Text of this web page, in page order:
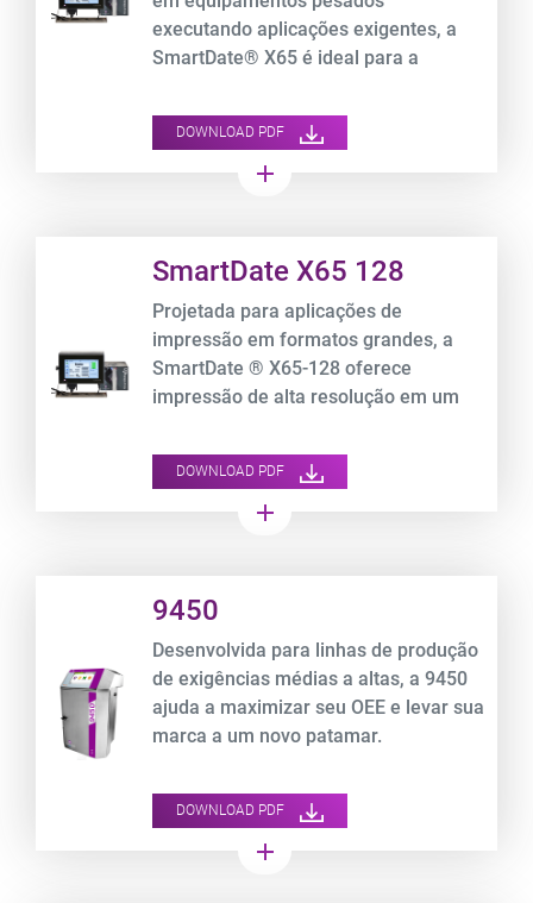
executando aplicações exigentes, a
SmartDate® X65 é ideal para a
resolução em embalagens de filme
flexível.
DOWNLOAD PDF
add
SmartDate X65 128
Projetada para aplicações de
impressão em formatos grandes, a
SmartDate ® X65-128 oferece
impressão de alta resolução em um
filme flexível a velocidades de até 700
mm/s.
DOWNLOAD PDF
add
9450
Desenvolvida para linhas de produção
de exigências médias a altas, a 9450
ajuda a maximizar seu OEE e levar sua
marca a um novo patamar.
DOWNLOAD PDF
add